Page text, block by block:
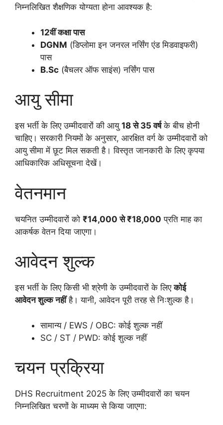
निम्नलिखित शैक्षणिक योग्यता होना आवश्यक है:
12वीं कक्षा पास
DGNM (डिप्लोमा इन जनरल नर्सिंग एंड मिडवाइफरी)
पास
B.Sc (बैचलर ऑफ साइंस) नर्सिंग पास
आयु सीमा
इस भर्ती के लिए उम्मीदवारों की आयु 18 से 35 वर्षके बीच होनी
चाहिए। सरकारी नियमों के अनुसार, आरक्षित वर्ग के उम्मीदवारों को
आयु सीमा में छूट मिल सकती है। विस्तृत जानकारी के लिए कृपया
आधिकारिक अधिसूचना देखें।
वेतनमान
चयनित उम्मीदवारों को ₹14,000 से ₹18,000 प्रति माह का
आकर्षक वेतन दिया जाएगा।
आवेदन शुल्क
इस भर्ती के लिए किसी भी श्रेणी के उम्मीदवारों के लिएकोई
आवेदन शुल्क नहींहै। यानी, आवेदन पूरी तरह से निःशुल्क है।
सामान्य / EWS / OBC: कोई शुल्क नहीं
SC / ST / PWD: कोई शुल्क नहीं
चयन प्रक्रिया
DHS Recruitment 2025 के लिए उम्मीदवारों का चयन
निम्नलिखित चरणों के माध्यम से किया जाएगा: